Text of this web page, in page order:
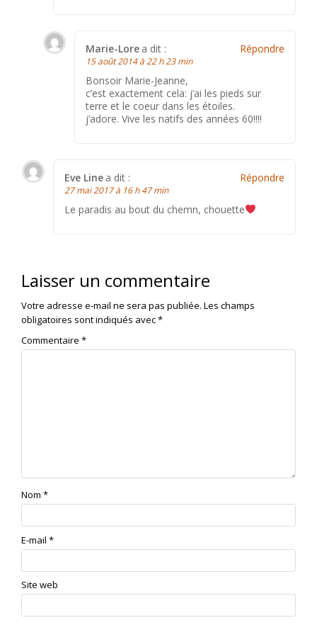
Marie-Lore a dit :
15 août 2014 à 22 h 23 min
Bonsoir Marie-Jeanne,
c’est exactement cela: j’ai les pieds sur
terre et le coeur dans les étoiles.
j’adore. Vive les natifs des années 60!!!!
Répondre
Eve Line a dit :
27 mai 2017 à 16 h 47 min
Le paradis au bout du chemn, chouette
Répondre
Laisser un commentaire
Votre adresse e-mail ne sera pas publiée. Les champs
obligatoires sont indiqués avec*
Commentaire *
Nom *
E-mail *
Site web